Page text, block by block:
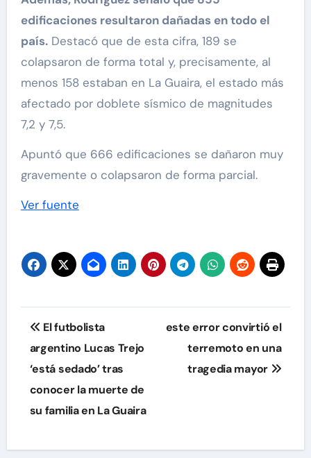
edificaciones resultaron dañadas en todo el
país.Destacó que de esta cifra, 189 se
colapsaron de forma total y, precisamente, al
menos 158 estaban en La Guaira, el estado más
afectado por doblete sísmico de magnitudes
7,2 y 7,5.
Apuntó que 666 edificaciones se dañaron muy
gravemente o colapsaron de forma parcial.
Ver fuente
Navegación
de
entradas
El futbolista
argentino Lucas Trejo
‘está sedado’ tras
conocer la muerte de
su familia en La Guaira
este error convirtió el
terremoto en una
tragedia mayor